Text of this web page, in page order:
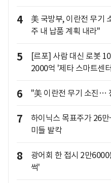
4
美 국방부, 이란전 무기
주 내 납품 계획 내라"
5
[르포] 사람 대신 로봇
2000억 '제타 스마트센
6 "美 이란전 무기 소진…
7
하이닉스 목표주가 26
미들 발칵
8
광어회 한 접시 2만
썩'